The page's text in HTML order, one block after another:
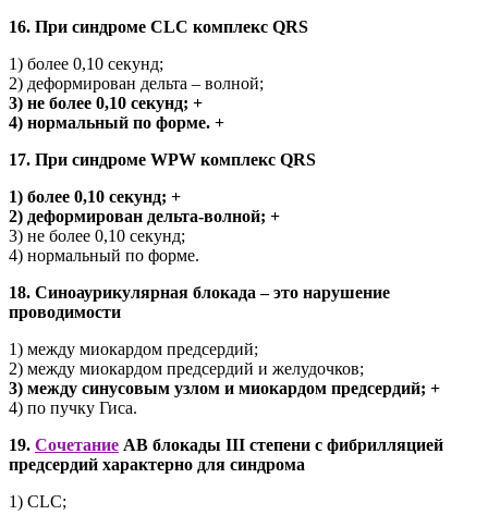
16. При синдроме CLC комплекс QRS
1) более 0,10 секунд;
2) деформирован дельта – волной;
3) не более 0,10 секунд; +
4) нормальный по форме. +
17. При синдроме WPW комплекс QRS
1) более 0,10 секунд; +
2) деформирован дельта-волной; +
3) не более 0,10 секунд;
4) нормальный по форме.
18. Синоаурикулярная блокада – это нарушение
проводимости
1) между миокардом предсердий;
2) между миокардом предсердий и желудочков;
3) между синусовым узлом и миокардом предсердий; +
4) по пучку Гиса.
19. Сочетание АВ блокады III степени с фибрилляцией
предсердий характерно для синдрома
1) CLC;